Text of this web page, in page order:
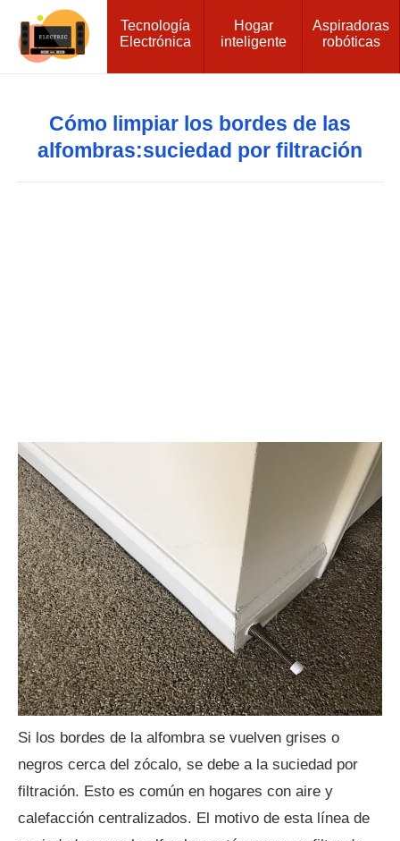
Tecnología
Electrónica
Hogar
inteligente
Aspiradoras
robóticas
Cómo limpiar los bordes de las
alfombras:suciedad por filtración
Si los bordes de la alfombra se vuelven grises o
negros cerca del zócalo, se debe a la suciedad por
filtración. Esto es común en hogares con aire y
calefacción centralizados. El motivo de esta línea de